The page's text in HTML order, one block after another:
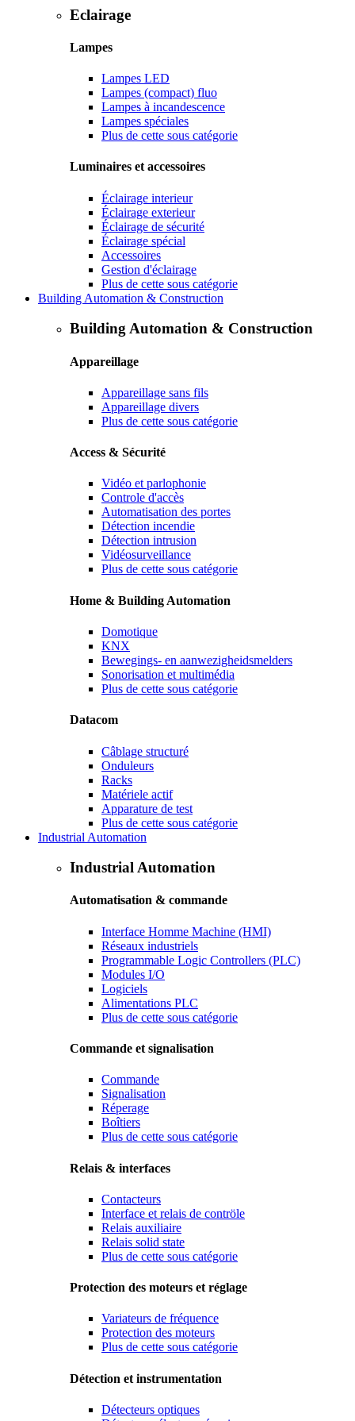
Eclairage
Lampes
Lampes LED
Lampes (compact) fluo
Lampes à incandescence
Lampes spéciales
Plus de cette sous catégorie
Luminaires et accessoires
Éclairage interieur
Éclairage exterieur
Éclairage de sécurité
Éclairage spécial
Accessoires
Gestion d'éclairage
Plus de cette sous catégorie
Building Automation & Construction
Building Automation & Construction
Appareillage
Appareillage sans fils
Appareillage divers
Plus de cette sous catégorie
Access & Sécurité
Vidéo et parlophonie
Controle d'accès
Automatisation des portes
Détection incendie
Détection intrusion
Vidéosurveillance
Plus de cette sous catégorie
Home & Building Automation
Domotique
KNX
Bewegings- en aanwezigheidsmelders
Sonorisation et multimédia
Plus de cette sous catégorie
Datacom
Câblage structuré
Onduleurs
Racks
Matériele actif
Apparature de test
Plus de cette sous catégorie
Industrial Automation
Industrial Automation
Automatisation & commande
Interface Homme Machine (HMI)
Réseaux industriels
Programmable Logic Controllers (PLC)
Modules I/O
Logiciels
Alimentations PLC
Plus de cette sous catégorie
Commande et signalisation
Commande
Signalisation
Réperage
Boîtiers
Plus de cette sous catégorie
Relais & interfaces
Contacteurs
Interface et relais de contröle
Relais auxiliaire
Relais solid state
Plus de cette sous catégorie
Protection des moteurs et réglage
Variateurs de fréquence
Protection des moteurs
Plus de cette sous catégorie
Détection et instrumentation
Détecteurs optiques